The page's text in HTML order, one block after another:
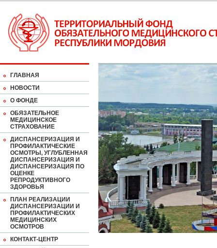
ГЛАВНАЯ
НОВОСТИ
О ФОНДЕ
ОБЯЗАТЕЛЬНОЕ
МЕДИЦИНСКОЕ
СТРАХОВАНИЕ
ДИСПАНСЕРИЗАЦИЯ И
ПРОФИЛАКТИЧЕСКИЕ
ОСМОТРЫ, УГЛУБЛЕННАЯ
ДИСПАНСЕРИЗАЦИЯ И
ДИСПАНСЕРИЗАЦИЯ ПО
ОЦЕНКЕ
РЕПРОДУКТИВНОГО
ЗДОРОВЬЯ
ПЛАН РЕАЛИЗАЦИИ
ДИСПАНСЕРИЗАЦИИ И
ПРОФИЛАКТИЧЕСКИХ
МЕДИЦИНСКИХ
ОСМОТРОВ
КОНТАКТ-ЦЕНТР